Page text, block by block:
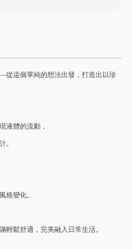
從這個單純的想法出發，打造出以珍
液體的流動，
。
格變化。
輕鬆舒適，完美融入日常生活。